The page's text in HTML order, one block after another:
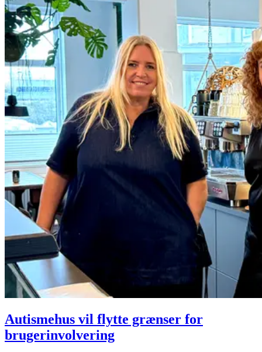
Autismehus vil flytte grænser for
brugerinvolvering